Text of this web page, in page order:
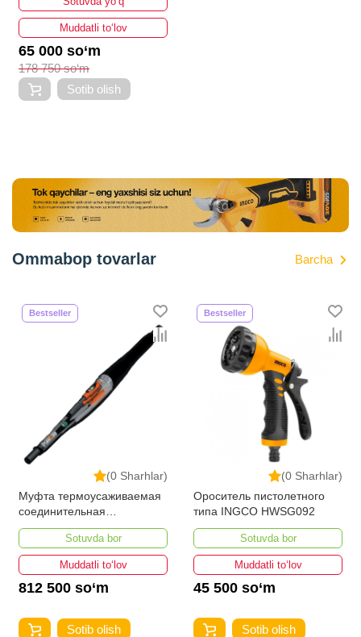
Muddatli to‘lov
65 000 so‘m
178 750 so‘m
Sotib olish
Ommabop tovarlar Barcha
(0 Sharhlar)
Bestseller
Муфта термоусаживаемая
соединительная
3СТп-10У-35...50
Sotuvda bor
Muddatli to‘lov
812 500 so‘m
Sotib olish
(0 Sharhlar)
Bestseller
Ороситель пистолетного
типа INGCO HWSG092
Sotuvda bor
Muddatli to‘lov
45 500 so‘m
Sotib olish